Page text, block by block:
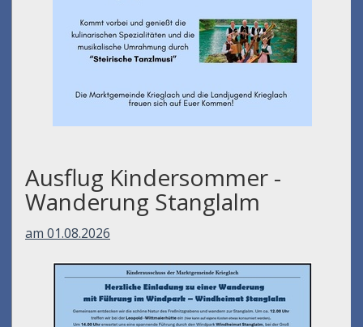
Ausflug Kindersommer -
Wanderung Stanglalm
am 01.08.2026